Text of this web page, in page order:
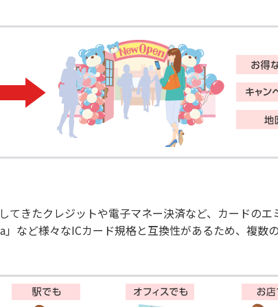
きたクレジットや電子マネー決済など、カードの
など様々なICカード規格と互換性があるため、複数